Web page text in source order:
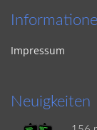
Impressum
Neuigkeiten